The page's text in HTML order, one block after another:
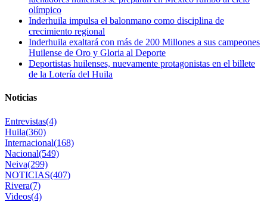
olímpico
Inderhuila impulsa el balonmano como disciplina de
crecimiento regional
Inderhuila exaltará con más de 200 Millones a sus campeones
Huilense de Oro y Gloria al Deporte
Deportistas huilenses, nuevamente protagonistas en el billete
de la Lotería del Huila
Noticias
Entrevistas(4)
Huila(360)
Internacional(168)
Nacional(549)
Neiva(299)
NOTICIAS(407)
Rivera(7)
Videos(4)